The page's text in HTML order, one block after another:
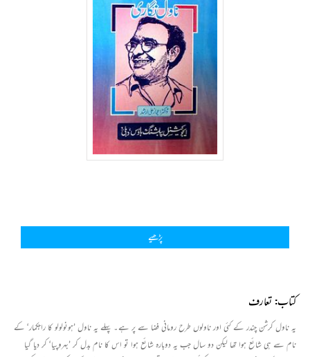
پڑھیے
کتاب: تعارف
یہ ناول کرشن چندر کے کئی اور ناولوں طرح رومانی فضا سے پر ہے۔ پہلے یہ ناول ’ہونولولو کا راجکمار‘ کے
نام سے ہی شائع ہوا تھا لیکن دو سال جب یہ دوبارہ شائع ہوا تو اس کا نام بدل کر ’بہروپیا‘ کر دیا گیا